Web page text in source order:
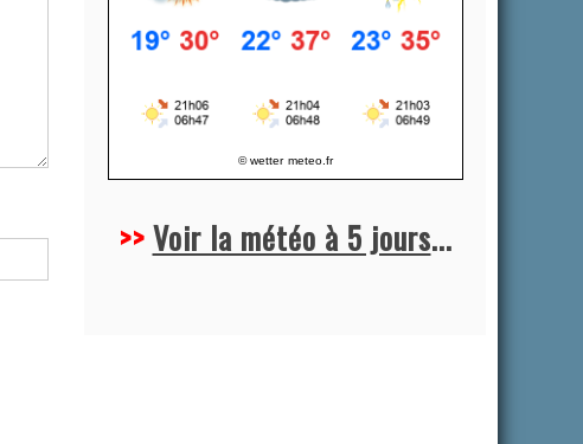
© wetter meteo.fr
>>Voir la météo à 5 jours...